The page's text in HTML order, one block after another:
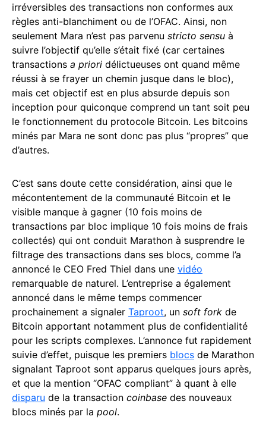
irréversibles des transactions non conformes aux
règles anti-blanchiment ou de l’OFAC. Ainsi, non
seulement Mara n’est pas parvenu stricto sensu à
suivre l’objectif qu’elle s’était fixé (car certaines
transactions a priori délictueuses ont quand même
réussi à se frayer un chemin jusque dans le bloc),
mais cet objectif est en plus absurde depuis son
inception pour quiconque comprend un tant soit peu
le fonctionnement du protocole Bitcoin. Les bitcoins
minés par Mara ne sont donc pas plus “propres” que
d’autres.
C’est sans doute cette considération, ainsi que le
mécontentement de la communauté Bitcoin et le
visible manque à gagner (10 fois moins de
transactions par bloc implique 10 fois moins de frais
collectés) qui ont conduit Marathon à susprendre le
filtrage des transactions dans ses blocs, comme l’a
annoncé le CEO Fred Thiel dans une vidéo
remarquable de naturel. L’entreprise a également
annoncé dans le même temps commencer
prochainement a signaler Taproot, un soft fork de
Bitcoin apportant notamment plus de confidentialité
pour les scripts complexes. L’annonce fut rapidement
suivie d’effet, puisque les premiers blocs de Marathon
signalant Taproot sont apparus quelques jours après,
et que la mention “OFAC compliant” à quant à elle
disparu de la transaction coinbase des nouveaux
blocs minés par la pool.